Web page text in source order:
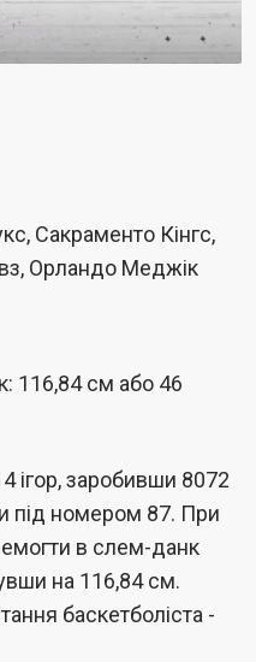
Сакраменто Кінгс,
Орландо Меджік
116,84 см або 46
ігор, заробивши 8072
під номером 87. При
в слем-данк
на 116,84 см.
баскетболіста -